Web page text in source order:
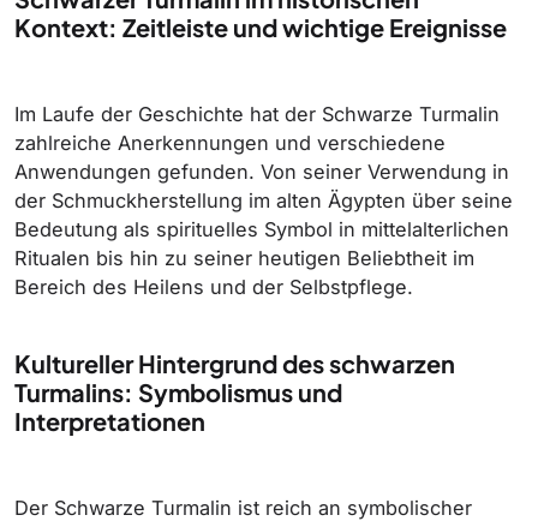
Kontext: Zeitleiste und wichtige Ereignisse
Im Laufe der Geschichte hat der Schwarze Turmalin
zahlreiche Anerkennungen und verschiedene
Anwendungen gefunden. Von seiner Verwendung in
der Schmuckherstellung im alten Ägypten über seine
Bedeutung als spirituelles Symbol in mittelalterlichen
Ritualen bis hin zu seiner heutigen Beliebtheit im
Bereich des Heilens und der Selbstpflege.
Kultureller Hintergrund des schwarzen
Turmalins: Symbolismus und
Interpretationen
Der Schwarze Turmalin ist reich an symbolischer